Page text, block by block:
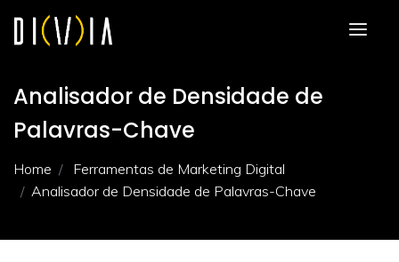
Analisador de Densidade de
Palavras-Chave
Home
Ferramentas de Marketing Digital
Analisador de Densidade de Palavras-Chave